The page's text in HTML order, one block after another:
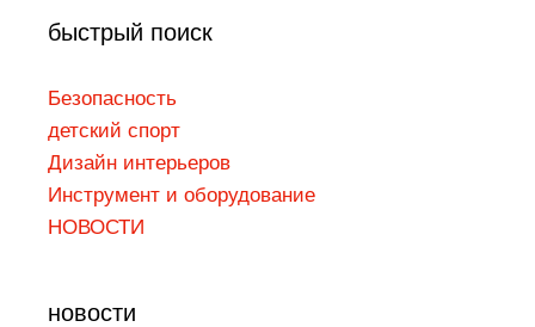
быстрый поиск
Безопасность
детский спорт
Дизaйн интepьepoв
Инструмент и оборудование
НОВОСТИ
новости